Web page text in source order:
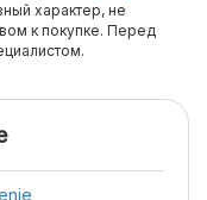
характер, не
к покупке. Перед